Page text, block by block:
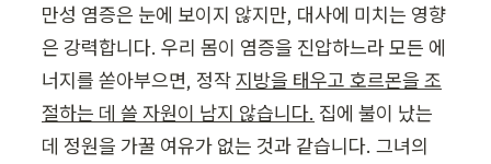
만성 염증은 눈에 보이지 않지만, 대사에 미치는 영향
은 강력합니다. 우리 몸이 염증을 진압하느라 모든 에
너지를 쏟아부으면, 정작 지방을 태우고 호르몬을 조
절하는 데 쓸 자원이 남지 않습니다. 집에 불이 났는
데 정원을 가꿀 여유가 없는 것과 같습니다. 그녀의